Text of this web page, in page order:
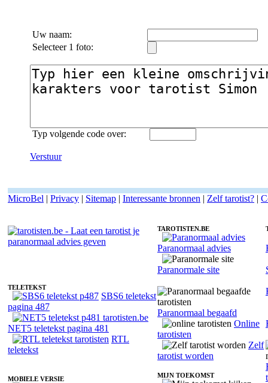
Uw naam:
Selecteer 1 foto:
Typ volgende code over:
Verstuur
MicroBel | Privacy | Sitemap | Interessante bronnen | Zelf tarotist? |
TELETEKST
SBS6 teletekst
pagina 487
NET5 teletekst pagina 481
RTL
teletekst
MOBIELE VERSIE
TAROTISTEN.BE
Paranormaal advies
Paranormale site
Paranormaal begaafd
Online
tarotisten
Zelf
tarotist worden
MIJN TOEKOMST